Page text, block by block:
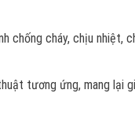
chống cháy, chịu nhiệt,
tương ứng, mang lại